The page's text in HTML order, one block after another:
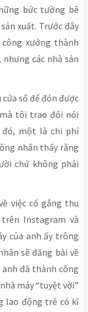
bức tường bê
xuất. Trước đây
xưởng thành
các nhà sản
sổ để đón được
tôi trao đổi nói
đó, một là chi phí
nhân thấy rằng
chứ không phải
việc cố gắng thu
Instagram và
của anh ấy trông
sẽ đăng bài về
anh đã thành công
máy “tuyệt vời”
lao động trẻ có kĩ